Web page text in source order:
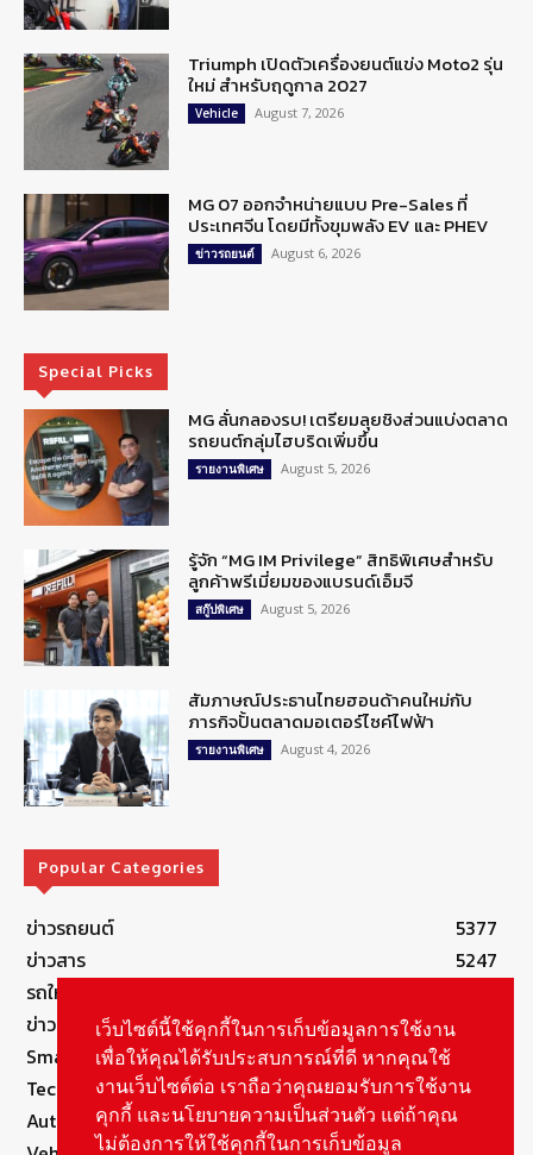
Triumph เปิดตัวเครื่องยนต์แข่ง Moto2 รุ่น
ใหม่ สำหรับฤดูกาล 2027
Vehicle August 7, 2026
MG 07 ออกจำหน่ายแบบ Pre-Sales ที่
ประเทศจีน โดยมีทั้งขุมพลัง EV และ PHEV
ข่าวรถยนต์ August 6, 2026
Special Picks
MG ลั่นกลองรบ! เตรียมลุยชิงส่วนแบ่งตลาด
รถยนต์กลุ่มไฮบริดเพิ่มขึ้น
รายงานพิเศษ August 5, 2026
รู้จัก “MG IM Privilege” สิทธิพิเศษสำหรับ
ลูกค้าพรีเมี่ยมของแบรนด์เอ็มจี
สกู๊ปพิเศษ August 5, 2026
สัมภาษณ์ประธานไทยฮอนด้าคนใหม่กับ
ภารกิจปั้นตลาดมอเตอร์ไซค์ไฟฟ้า
รายงานพิเศษ August 4, 2026
Popular Categories
ข่าวรถยนต์
5377
ข่าวสาร
5247
รถใหม่
ข่าวประชาสัมพันธ์
Smart Life
Technology
Autolife Lifestyle
เว็บไซต์นี้ใช้คุกกี้ในการเก็บข้อมูลการใช้งาน
เพื่อให้คุณได้รับประสบการณ์ที่ดี หากคุณใช้
งานเว็บไซต์ต่อ เราถือว่าคุณยอมรับการใช้งาน
คุกกี้ และนโยบายความเป็นส่วนตัว แต่ถ้าคุณ
ไม่ต้องการให้ใช้คุกกี้ในการเก็บข้อมูล